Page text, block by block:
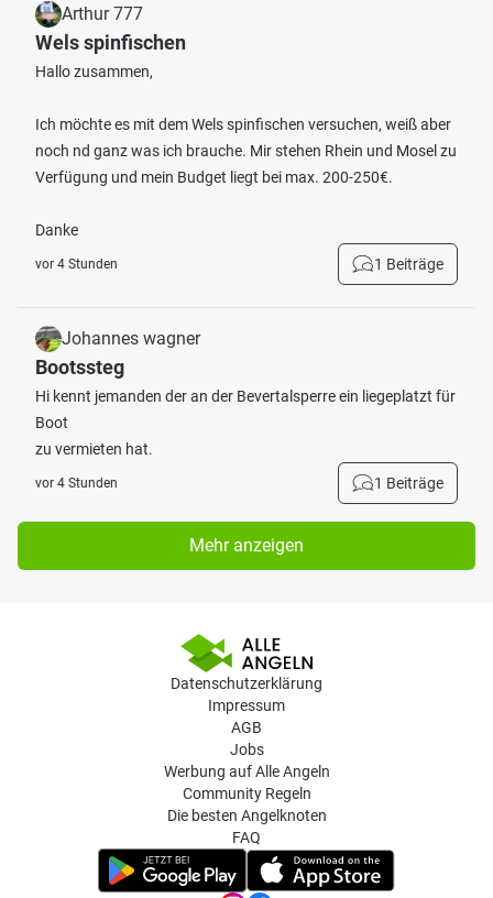
Arthur 777
Wels spinfischen
Hallo zusammen,
Ich möchte es mit dem Wels spinfischen versuchen, weiß aber
noch nd ganz was ich brauche. Mir stehen Rhein und Mosel zu
Verfügung und mein Budget liegt bei max. 200-250€.
Danke
vor 4 Stunden 1 Beiträge
Johannes wagner
Bootssteg
Hi kennt jemanden der an der Bevertalsperre ein liegeplatzt für
Boot
zu vermieten hat.
vor 4 Stunden 1 Beiträge
Mehr anzeigen
Datenschutzerklärung
Impressum
AGB
Jobs
Werbung auf Alle Angeln
Community Regeln
Die besten Angelknoten
FAQ